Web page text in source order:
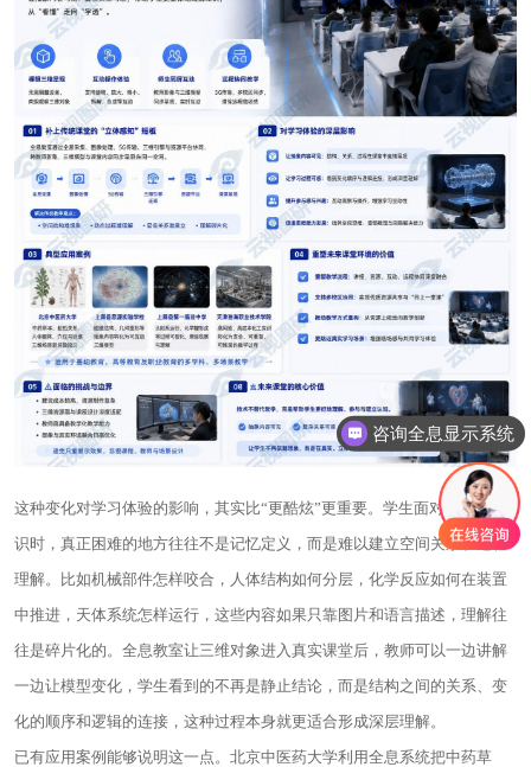
这种变化对学习体验的影响，其实比“更酷炫”更重要。学生面对立体化知
识时，真正困难的地方往往不是记忆定义，而是难以建立空间关系和过程
理解。比如机械部件怎样咬合，人体结构如何分层，化学反应如何在装置
中推进，天体系统怎样运行，这些内容如果只靠图片和语言描述，理解往
往是碎片化的。全息教室让三维对象进入真实课堂后，教师可以一边讲解
一边让模型变化，学生看到的不再是静止结论，而是结构之间的关系、变
化的顺序和逻辑的连接，这种过程本身就更适合形成深层理解。
已有应用案例能够说明这一点。北京中医药大学利用全息系统把中药草
咨询全息显示系统